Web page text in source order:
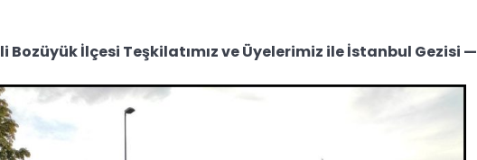
Bozüyük İlçesi Teşkilatımız ve Üyelerimiz ile İstanbul Gezisi —